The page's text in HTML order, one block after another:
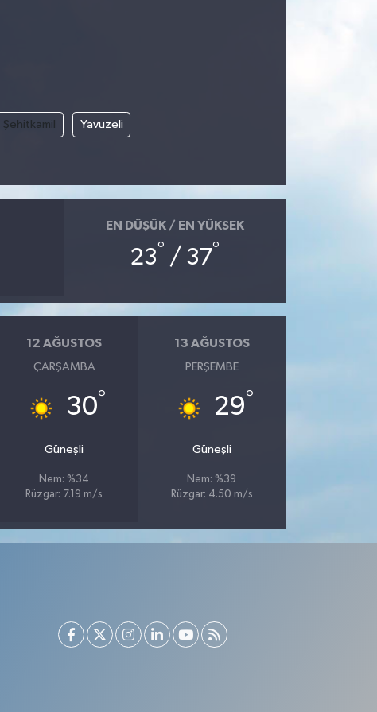
Şehitkamil Yavuzeli
EN DÜŞÜK / EN YÜKSEK
23° / 37°
12 AĞUSTOS
ÇARŞAMBA
30°
Güneşli
Nem: %34
Rüzgar: 7.19 m/s
13 AĞUSTOS
PERŞEMBE
29°
Güneşli
Nem: %39
Rüzgar: 4.50 m/s